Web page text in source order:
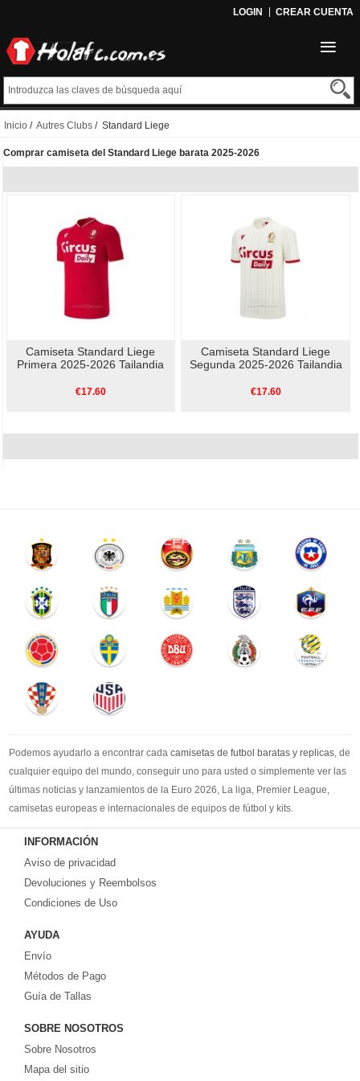
LOGIN CREAR CUENTA
Inicio / Autres Clubs / Standard Liege
Comprar camiseta del Standard Liege barata 2025-2026
Camiseta Standard Liege
Primera 2025-2026 Tailandia
€17.60
Camiseta Standard Liege
Segunda 2025-2026 Tailandia
€17.60
Podemos ayudarlo a encontrar cada camisetas de futbol baratas y replicas , de
cualquier equipo del mundo, conseguir uno para usted o simplemente ver las
últimas noticias y lanzamientos de la Euro 2026, La liga, Premier League,
camisetas europeas e internacionales de equipos de fútbol y kits.
Comprecamisetas de futbol baratasen la tienda deportiva más grande de
Europa. ¡Grandes ofertas en todas las camisetas del club de fútbol, ​​kits
europeos e internacionales, todo a los precios más bajos!
Compre nuestra gran selección de
equipaciones, camisetas y un portero a partir de €17.6. Diseños de fútbol
INFORMACIÓN
Aviso de privacidad
Devoluciones y Reembolsos
Condiciones de Uso
AYUDA
Envío
Métodos de Pago
Guía de Tallas
SOBRE NOSOTROS
Sobre Nosotros
Mapa del sitio